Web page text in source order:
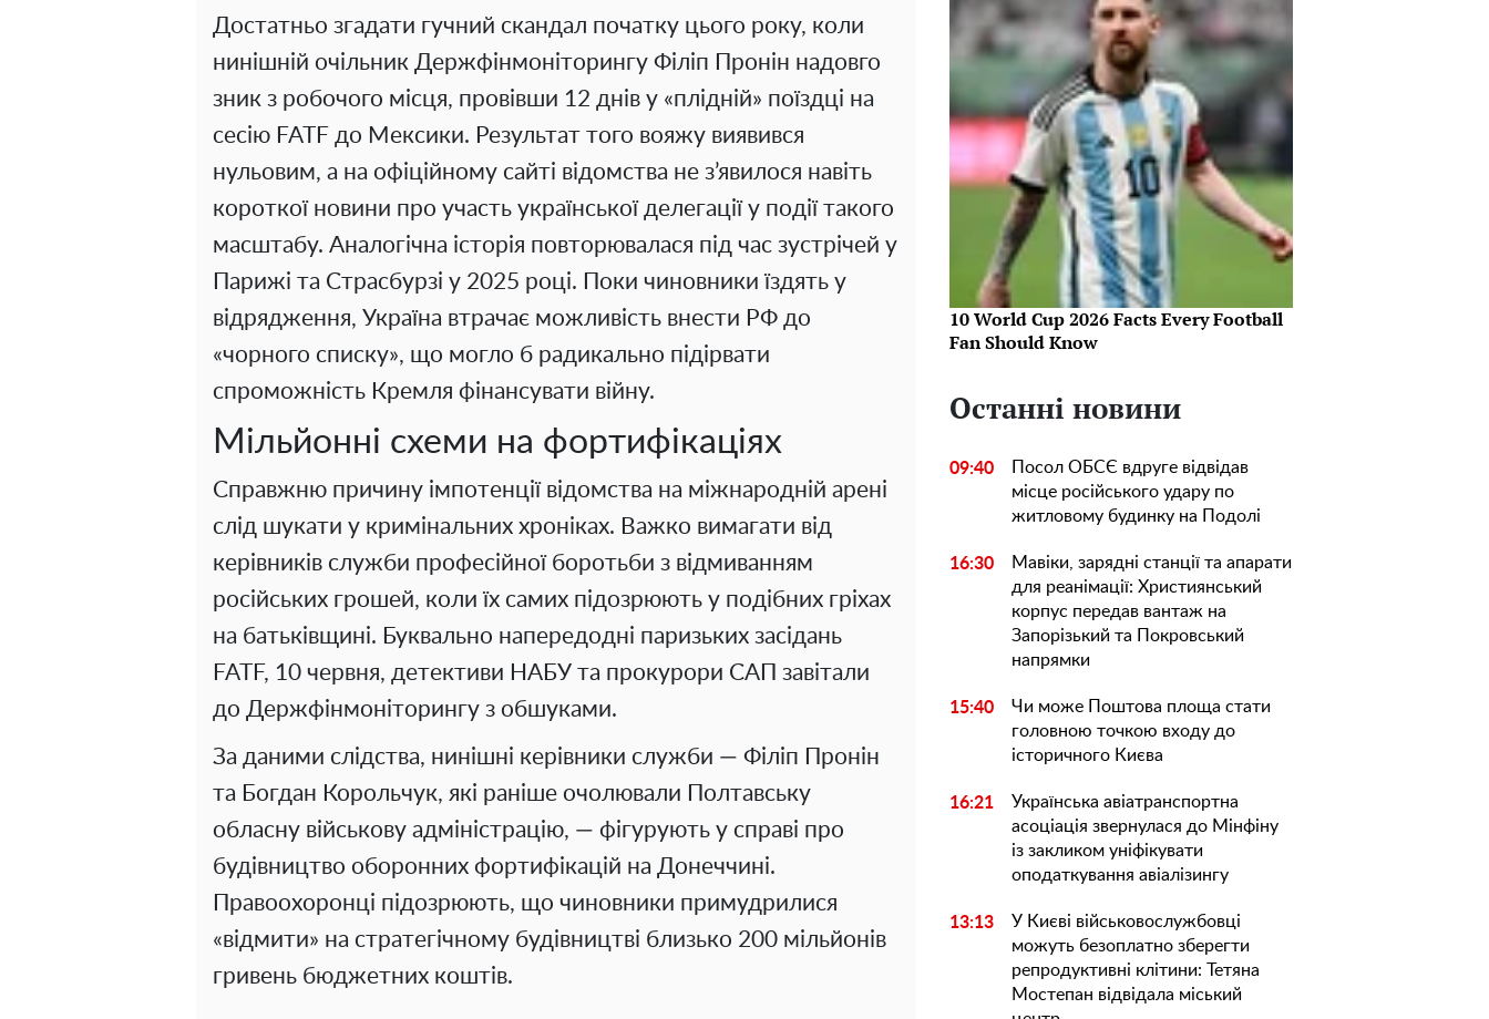
Достатньо згадати гучний скандал початку цього року, коли
нинішній очільник Держфінмоніторингу Філіп Пронін надовго
зник з робочого місця, провівши 12 днів у «плідній» поїздці на
сесію FATF до Мексики. Результат того вояжу виявився
нульовим, а на офіційному сайті відомства не з’явилося навіть
короткої новини про участь української делегації у події такого
масштабу. Аналогічна історія повторювалася під час зустрічей у
Парижі та Страсбурзі у 2025 році. Поки чиновники їздять у
відрядження, Україна втрачає можливість внести РФ до
«чорного списку», що могло б радикально підірвати
спроможність Кремля фінансувати війну.
Мільйонні схеми на фортифікаціях
Справжню причину імпотенції відомства на міжнародній арені
слід шукати у кримінальних хроніках. Важко вимагати від
керівників служби професійної боротьби з відмиванням
російських грошей, коли їх самих підозрюють у подібних гріхах
на батьківщині. Буквально напередодні паризьких засідань
FATF, 10 червня, детективи НАБУ та прокурори САП завітали
до Держфінмоніторингу з обшуками.
За даними слідства, нинішні керівники служби — Філіп Пронін
та Богдан Корольчук, які раніше очолювали Полтавську
обласну військову адміністрацію, — фігурують у справі про
будівництво оборонних фортифікацій на Донеччині.
Правоохоронці підозрюють, що чиновники примудрилися
«відмити» на стратегічному будівництві близько 200 мільйонів
гривень бюджетних коштів.
10 World Cup 2026 Facts Every Football
Fan Should Know
Останні новини
09:40
Посол ОБСЄ вдруге відвідав
місце російського удару по
житловому будинку на Подолі
16:30
Мавіки, зарядні станції та апарати
для реанімації: Християнський
корпус передав вантаж на
Запорізький та Покровський
напрямки
15:40
Чи може Поштова площа стати
головною точкою входу до
історичного Києва
16:21
Українська авіатранспортна
асоціація звернулася до Мінфіну
із закликом уніфікувати
оподаткування авіалізингу
13:13
У Києві військовослужбовці
можуть безоплатно зберегти
репродуктивні клітини: Тетяна
Мостепан відвідала міський